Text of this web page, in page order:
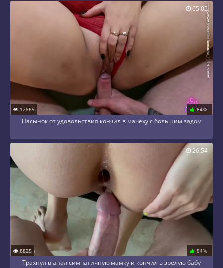
12869 84%
Пасынок от удовольствия кончил в мачеху с большим задом
05:05
8825 84%
Трахнул в анал симпатичную мамку и кончил в зрелую бабу
26:54